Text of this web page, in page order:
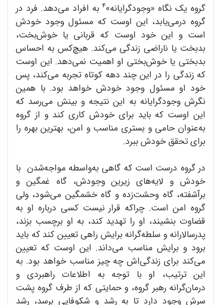
گروه یک نگاه «وجودگرایانه»4به افراد می‌دهد. فرد در
گروه درمی‌یابد، این اوست که مسئول وجود خودش
است و این خود اوست که قربانی یا خوش‌بخت،
بدبخت یا ناراضی زندگی می‌کند. هیچ‌کس به احساس
بدبختی یا خوش‌بختی او اهمیت نمی‌دهد. این اوست
که زندگی را در این چند دهه کوتاه تجربه می‌کند، پس
خود او مسئول وجود خودش خواهد بود. با همین
نگرش وجودگرایانه به این نتیجه و بینش می‌رسد که
این اوست که باید برای خودش کاری کند و از گروه
به‌عنوان حامی و بستری مناسب و امن، بهترین بهره را
برای تحقق خودش ببرد.
در گروه درست است که گاهی به‌واسطه مواجه‌شدن با
خودش و لایه‌های زیرین وجودش، گاه غمگین و
برآشفته، گاه وحشت‌زده و گاه خشمگین می‌شود، ولی
گروه امن است. چراکه قرار نیست کسی درباره او به
قضاوت بنشیند، او را تهدید کند، به او برچسب بزند،
پدرسالارانه و سلطه‌گرانه برایش راهی تعیین کند که باید
برود و برایش مناسب می‌داند. این اوست که تعیین
می‌کند برای زندگی‌اش چه چیز مناسب خواهد بود. به
این ترتیب، او با توجه به اطلاعات راهبردی و
درمان‌گرانه رهبر گروه، و حمایتی که از طرف گروه پشت
سرش وجود دارد تا به رشد و شکوفایی برسد، رشد